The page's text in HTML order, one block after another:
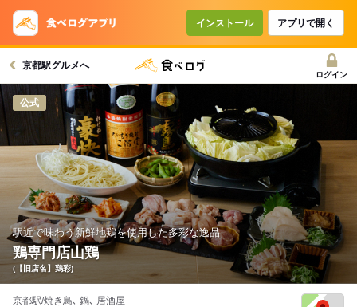
インストール アプリで開く
京都駅グルメへ
ログイン
公式
駅近で味わう新鮮地鶏を使用した多彩な逸品
鶏専門店山鶏
(【旧店名】鶏彩)
京都駅/焼き鳥､ 鍋､ 居酒屋
コースで使えるクーポン
戻る
クーポンを利用せず予約する